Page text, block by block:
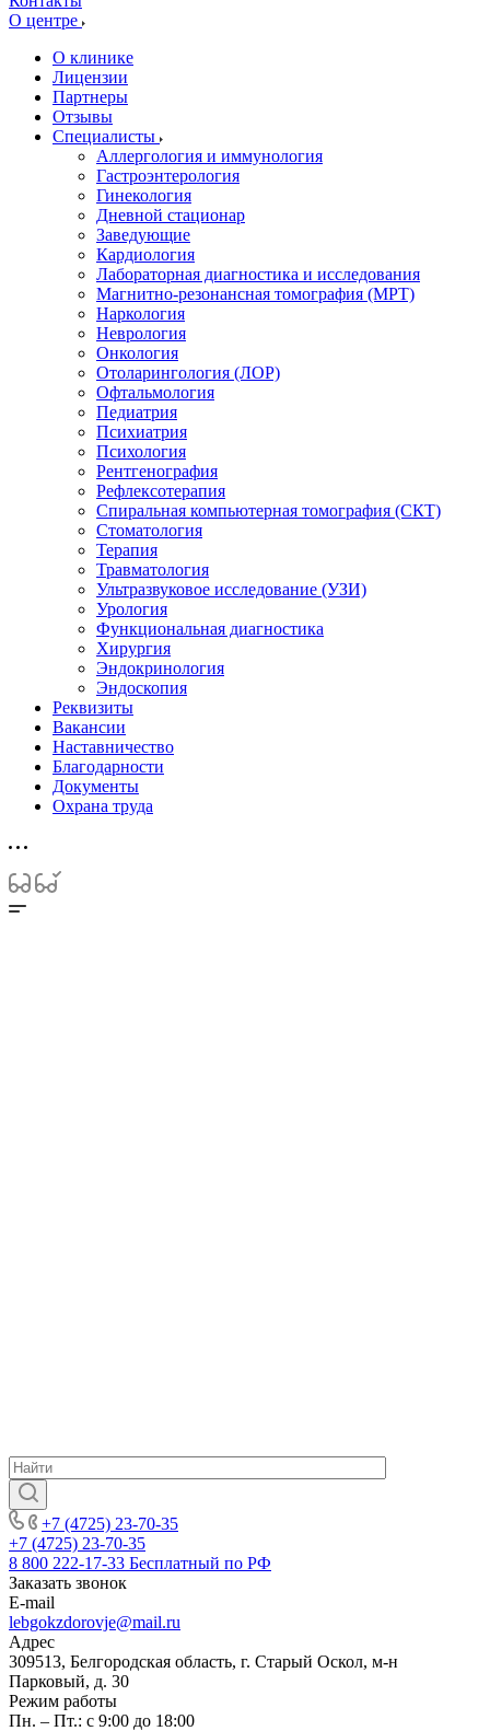
О центре
О клинике
Лицензии
Партнеры
Отзывы
Специалисты
Аллергология и иммунология
Гастроэнтерология
Гинекология
Дневной стационар
Заведующие
Кардиология
Лабораторная диагностика и исследования
Магнитно-резонансная томография (МРТ)
Наркология
Неврология
Онкология
Отоларингология (ЛОР)
Офтальмология
Педиатрия
Психиатрия
Психология
Рентгенография
Рефлексотерапия
Спиральная компьютерная томография (СКТ)
Стоматология
Терапия
Травматология
Ультразвуковое исследование (УЗИ)
Урология
Функциональная диагностика
Хирургия
Эндокринология
Эндоскопия
Реквизиты
Вакансии
Наставничество
Благодарности
Документы
Охрана труда
+7 (4725) 23-70-35
+7 (4725) 23-70-35
8 800 222-17-33 Бесплатный по РФ
Заказать звонок
E-mail
lebgokzdorovje@mail.ru
Адрес
309513, Белгородская область, г. Старый Оскол, м-н
Парковый, д. 30
Режим работы
Пн. – Пт.: с 9:00 до 18:00